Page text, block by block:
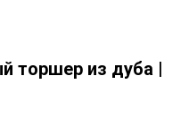
торшер из дуба |